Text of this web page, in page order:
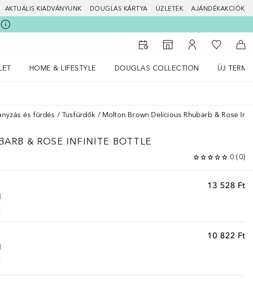
AKTUÁLIS KIADVÁNYUNK DOUGLAS KÁRTYA ÜZLETEK AJÁNDÉKAKCIÓK
Az üzletkeresőhöz
A fiókomhoz
A
HOME & LIFESTYLE
DOUGLAS COLLECTION
ÚJ
és fürdés Tusfürdők Molton Brown Delicious Rhubarb & Rose
& ROSE INFINITE BOTTLE
0 (0)
13 528 Ft
10 822 Ft